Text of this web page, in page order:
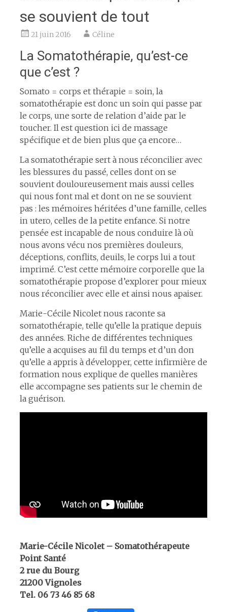
se souvient de tout
21 juin 2016 Céline
La Somatothérapie, qu’est-ce
que c’est ?
Somato = corps et thérapie = soin, la
somatothérapie est donc un soin qui passe par
le corps, une sorte de relation d’aide par le
toucher. Il est question ici de massage
spécifique et de bien plus que ça encore…
La somatothérapie sert à nous réconcilier avec
les blessures du passé, celles dont on se
souvient douloureusement mais aussi celles
qui nous font mal et dont on ne se souvient
pas : les mémoires héritées d’une famille, celles
in utero, celles de la petite enfance. Si notre
pensée est incapable de nous conduire là où
nous avons vécu nos premières douleurs,
déceptions, conflits, deuils, le corps lui a tout
imprimé. C’est cette mémoire corporelle que la
somatothérapie propose d’explorer pour mieux
nous réconcilier avec elle et ainsi nous apaiser.
Marie-Cécile Nicolet nous raconte sa
somatothérapie, telle qu’elle la pratique depuis
des années. Riche de différentes techniques
qu’elle a acquises au fil du temps et d’un don
qu’elle a appris à développer, cette infirmière de
formation nous explique de quelles manières
elle accompagne ses patients sur le chemin de
la guérison.
Marie-Cécile Nicolet – Somatothérapeute
Point Santé
2 rue du Bourg
21200 Vignoles
Tel. 06 73 46 85 68